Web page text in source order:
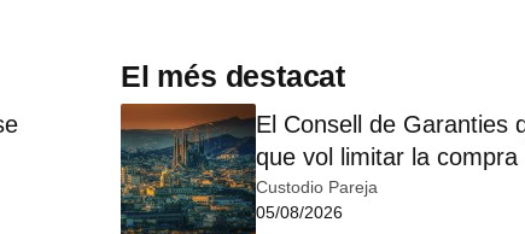
El més destacat
El Consell de Garanties
que vol limitar la
Custodio Pareja
05/08/2026